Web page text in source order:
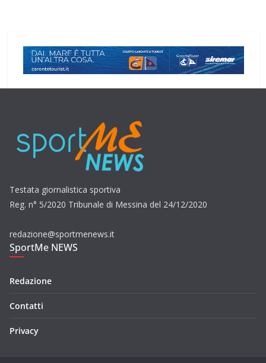
Testata giornalistica sportiva
Reg. n° 5/2020 Tribunale di Messina del 24/12/2020
redazione@sportmenews.it
SportMe NEWS
Redazione
Contatti
Privacy